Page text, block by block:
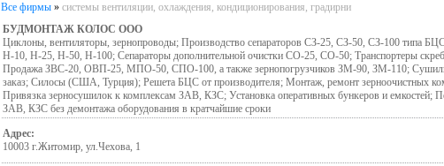
Все фирмы» системы вентиляции, охлаждения, кондиционирования, градирни
БУДМОНТАЖ КОЛОС ООО
Циклоны, вентиляторы, зернопроводы; Производство сепараторов СЗ-25, СЗ-50, СЗ-100 типа
Н-10, Н-25, Н-50, Н-100; Сепараторы дополнительной очистки СО-25, СО-50; Транспортеры
Продажа ЗВС-20, ОВП-25, МПО-50, СПО-100, а также зернопогрузчиков ЗМ-90, ЗМ-110;
заказ; Силосы (США, Турция); Решета БЦС от производителя; Монтаж, ремонт зерноочистных
Привязка зерносушилок к комплексам ЗАВ, КЗС; Установка оперативных бункеров и емкостей;
ЗАВ, КЗС без демонтажа оборудования в кратчайшие сроки
Адрес:
10003 г.Житомир, ул.Чехова, 1